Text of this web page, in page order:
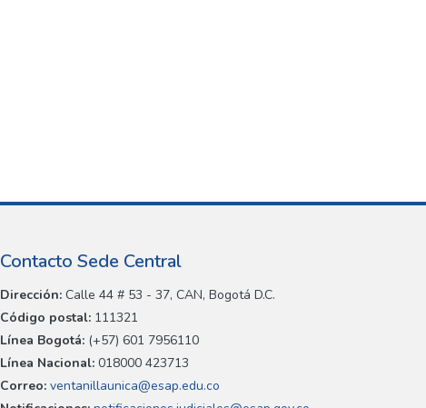
Contacto Sede Central
Dirección: Calle 44 # 53 - 37, CAN, Bogotá D.C.
Código postal: 111321
Línea Bogotá: (+57) 601 7956110
Línea Nacional: 018000 423713
Correo: ventanillaunica@esap.edu.co